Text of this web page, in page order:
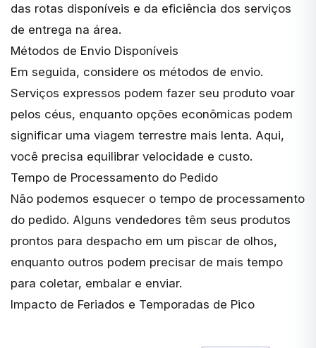
das rotas disponíveis e da eficiência dos serviços
de entrega na área.
Métodos de Envio Disponíveis
Em seguida, considere os métodos de envio.
Serviços expressos podem fazer seu produto voar
pelos céus, enquanto opções econômicas podem
significar uma viagem terrestre mais lenta. Aqui,
você precisa equilibrar velocidade e custo.
Tempo de Processamento do Pedido
Não podemos esquecer o tempo de processamento
do pedido. Alguns vendedores têm seus produtos
prontos para despacho em um piscar de olhos,
enquanto outros podem precisar de mais tempo
para coletar, embalar e enviar.
Impacto de Feriados e Temporadas de Pico